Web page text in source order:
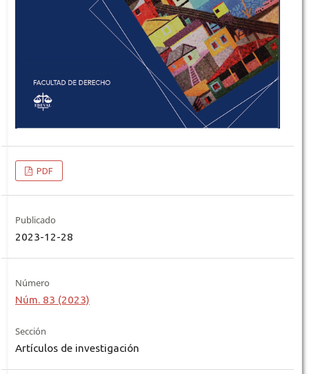
PDF
Publicado
2023-12-28
Número
Núm. 83 (2023)
Sección
Artículos de investigación